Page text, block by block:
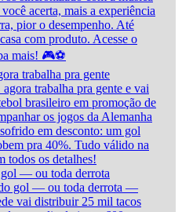
trabalha pra gente
— ou toda derrota